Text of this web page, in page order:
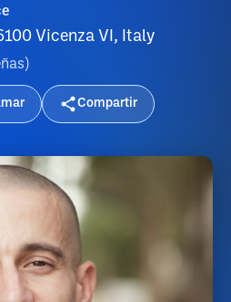
Vicenza VI, Italy
)
Compartir